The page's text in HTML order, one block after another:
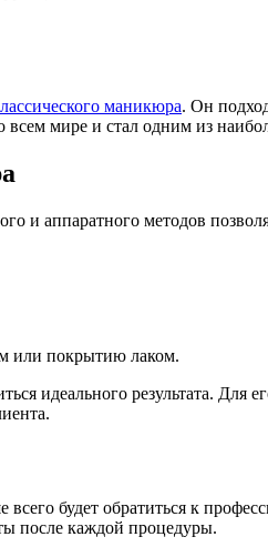
маникюра. Он
мире и стал одним из
и аппаратного методов
или покрытию лаком.
идеального результата.
будет обратиться к
после каждой процедуры.